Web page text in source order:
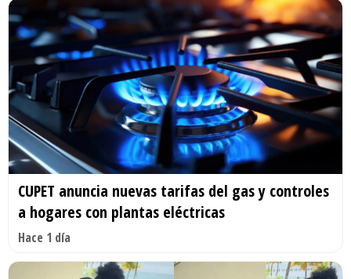
CUPET anuncia nuevas tarifas del gas y controles
a hogares con plantas eléctricas
Hace 1 día